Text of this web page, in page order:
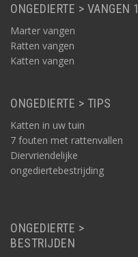
ONGEDIERTE > VANGEN 1
Marter vangen
Ratten vangen
Katten vangen
ONGEDIERTE > TIPS
Katten in uw tuin
7 fouten met rattenvallen
Diervriendelijke
ongediertebestrijding
ONGEDIERTE >
BESTRIJDEN